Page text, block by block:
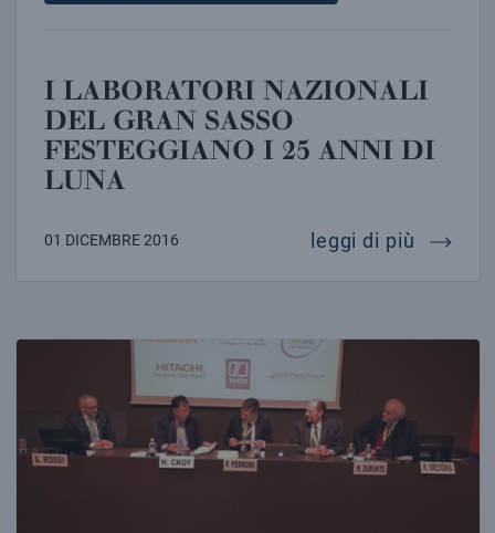
I LABORATORI NAZIONALI
DEL GRAN SASSO
FESTEGGIANO I 25 ANNI DI
LUNA
01 DICEMBRE 2016 leggi di più i
INFN FIRMA ACCORDO PER LA NASCITA DI UN